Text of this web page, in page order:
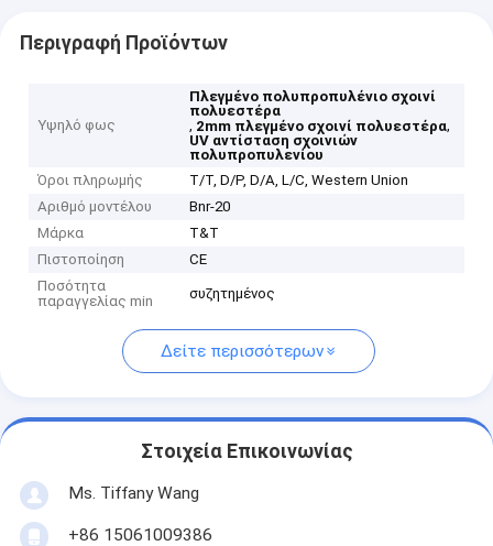
Περιγραφή Προϊόντων
Υψηλό φως
Πλεγμένο πολυπροπυλένιο σχοινί
πολυεστέρα
, 2mm πλεγμένο σχοινί πολυεστέρα,
UV αντίσταση σχοινιών
πολυπροπυλενίου
Όροι πληρωμής
T/T, D/P, D/A, L/C, Western Union
Αριθμό μοντέλου
Bnr-20
Μάρκα
T&T
Πιστοποίηση
CE
Ποσότητα
παραγγελίας min
συζητημένος
Δείτε περισσότερων
Στοιχεία Επικοινωνίας
Ms. Tiffany Wang
+86 15061009386